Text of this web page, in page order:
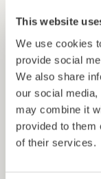
This website
We use cookies
provide social
We also share
our social
may combine it
provided to them
of their services.
Colcocoa II
Cacau
Empréstimo
6.1%
juro anual
Investido =
Reservado =